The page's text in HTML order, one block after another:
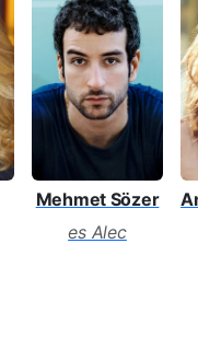
Mehmet Sözer
es Alec